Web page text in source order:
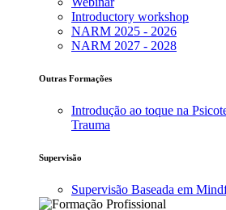
Introductory workshop
NARM 2025 - 2026
NARM 2027 - 2028
Outras Formações
Introdução ao toque na
Trauma
Supervisão
Supervisão Baseada em